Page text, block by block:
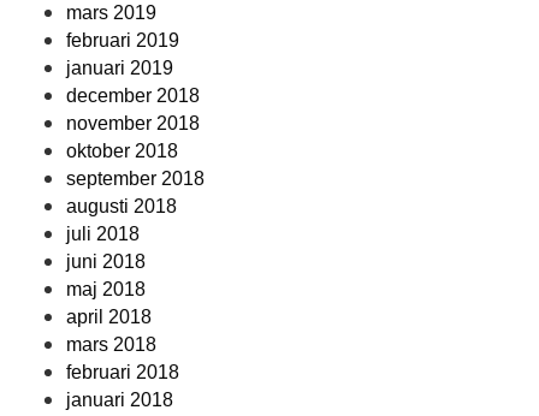
mars 2019
februari 2019
januari 2019
december 2018
november 2018
oktober 2018
september 2018
augusti 2018
juli 2018
juni 2018
maj 2018
april 2018
mars 2018
februari 2018
januari 2018